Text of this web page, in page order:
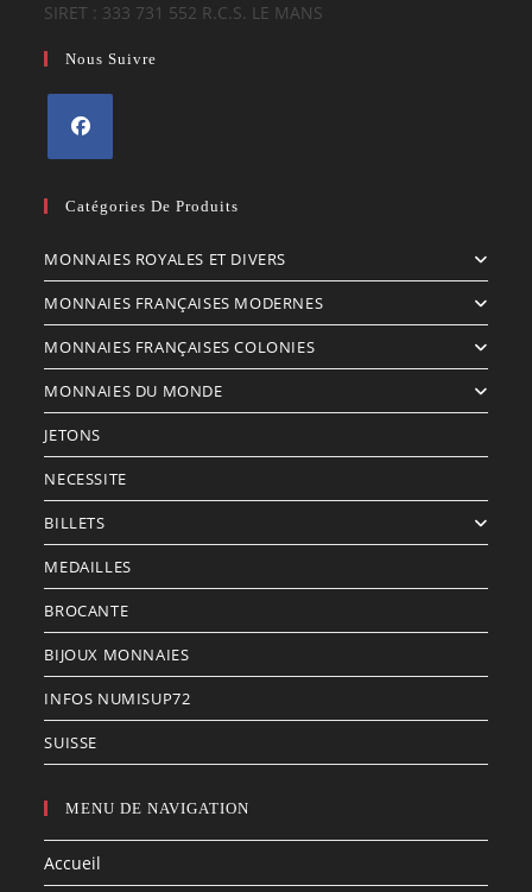
SIRET : 333 731 552 R.C.S. LE MANS
Nous Suivre
dans
nouvel
Catégories De Produits
MONNAIES ROYALES ET DIVERS
MONNAIES FRANÇAISES MODERNES
MONNAIES FRANÇAISES COLONIES
MONNAIES DU MONDE
JETONS
NECESSITE
BILLETS
MEDAILLES
BROCANTE
BIJOUX MONNAIES
INFOS NUMISUP72
SUISSE
MENU DE NAVIGATION
Accueil